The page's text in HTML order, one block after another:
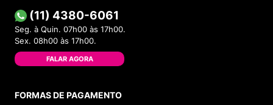
(11) 4380-6061
Seg. à Quin. 07h00 às 17h00.
Sex. 08h00 às 17h00.
FALAR AGORA
FORMAS DE PAGAMENTO